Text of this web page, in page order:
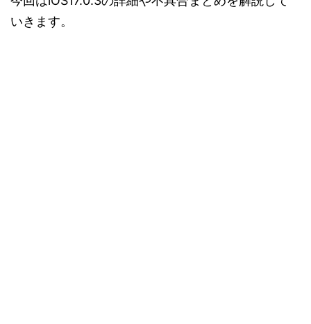
いきます。